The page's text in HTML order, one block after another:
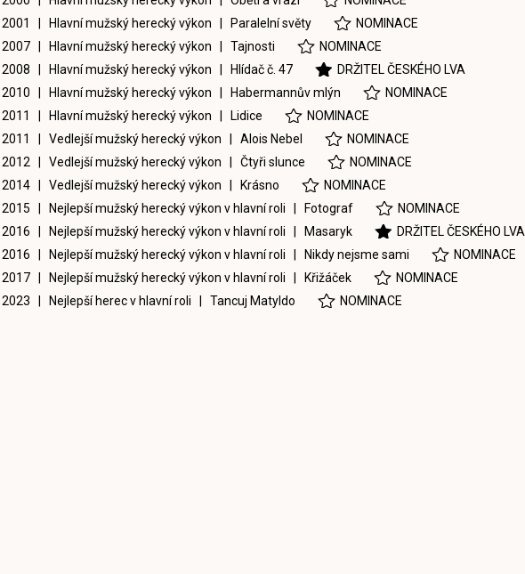
2001 | Hlavní mužský herecký výkon |
Paralelní světy
NOMINACE
2007 | Hlavní mužský herecký výkon | Tajnosti
NOMINACE
2008 | Hlavní mužský herecký výkon |
Hlídač č. 47
DRŽITEL ČESKÉHO LVA
2010 | Hlavní mužský herecký výkon |
Habermannův mlýn
NOMINACE
2011 | Hlavní mužský herecký výkon |
Lidice
NOMINACE
2011 | Vedlejší mužský herecký výkon | Alois Nebel
NOMINACE
2012 | Vedlejší mužský herecký výkon | Čtyři slunce
NOMINACE
2014 | Vedlejší mužský herecký výkon |
Krásno
NOMINACE
2015 | Nejlepší mužský herecký výkon v hlavní roli |
Fotograf
NOMINACE
2016 | Nejlepší mužský herecký výkon v hlavní roli |
Masaryk
DRŽITEL ČESKÉHO LVA
2016 | Nejlepší mužský herecký výkon v hlavní roli |
Nikdy nejsme sami
NOMINACE
2017 | Nejlepší mužský herecký výkon v hlavní roli |
Křižáček
NOMINACE
2023 | Nejlepší herec v hlavní roli | Tancuj Matyldo NOMINACE